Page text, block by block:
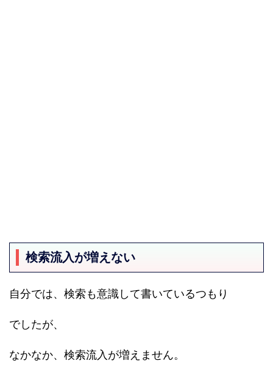
検索流入が増えない
自分では、検索も意識して書いているつもり
でしたが、
なかなか、検索流入が増えません。